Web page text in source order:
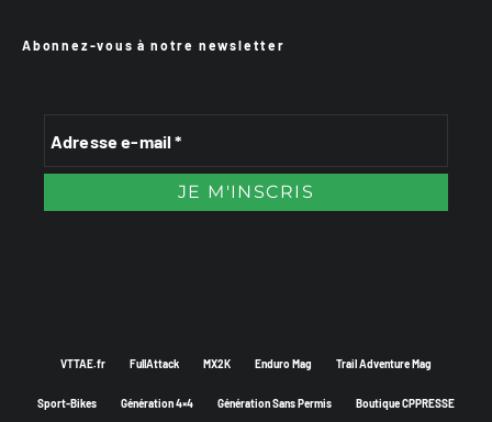
Abonnez-vous à notre newsletter
VTTAE.fr FullAttack MX2K Enduro Mag Trail Adventure Mag
Sport-Bikes Génération 4×4 Génération Sans Permis Boutique CPPRESSE